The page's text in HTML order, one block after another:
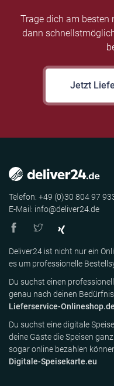
Trage dich am besten
dann
Jetzt
Telefon: +49 (0)30 804 97
E-Mail: info@deliver24.de
Deliver24 ist nicht nur ein
es um professionelle
Du suchst einen
genau nach deinen
Lieferservice-Onlineshop.de
Du suchst eine digitale
deine Gäste die Speisen
sogar online bezahlen
Digitale-Speisekarte.eu